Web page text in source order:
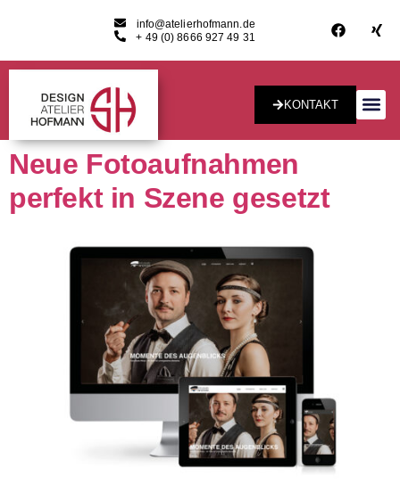
info@atelierhofmann.de
+ 49 (0) 8666 927 49 31
KONTAKT
Neue Fotoaufnahmen
perfekt in Szene gesetzt